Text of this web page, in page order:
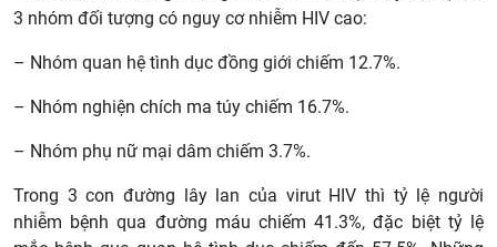
3 nhóm đối tượng có nguy cơ nhiễm HIV cao:
– Nhóm quan hệ tình dục đồng giới chiếm 12.7%.
– Nhóm nghiện chích ma túy chiếm 16.7%.
– Nhóm phụ nữ mại dâm chiếm 3.7%.
Trong 3 con đường lây lan của virut HIV thì tỷ lệ người
nhiễm bệnh qua đường máu chiếm 41.3%, đặc biệt tỷ lệ